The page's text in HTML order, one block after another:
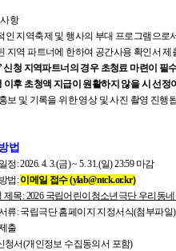
항
인 지역축제 및 행사의 부대 프로그램으로
지역 파트너에 한하여 공간사용 확인서 제
신청 지역파트너의 경우 초청료 마련이 필
후 초청액 지급이 원활하지 않을 시 선정
보 및 기록을 위한 영상 및 사진 촬영 진행
법
정: 2026. 4. 3.(금) ~ 5. 31.(일) 23:59 마감
법:이메일 접수 (ylab@ntck.or.kr)
제목: 2026 국립어린이청소년극단 우리동
류: 국립극단 홈페이지 지정서식(첨부파일
출
서(개인정보 수집동의서 포함)